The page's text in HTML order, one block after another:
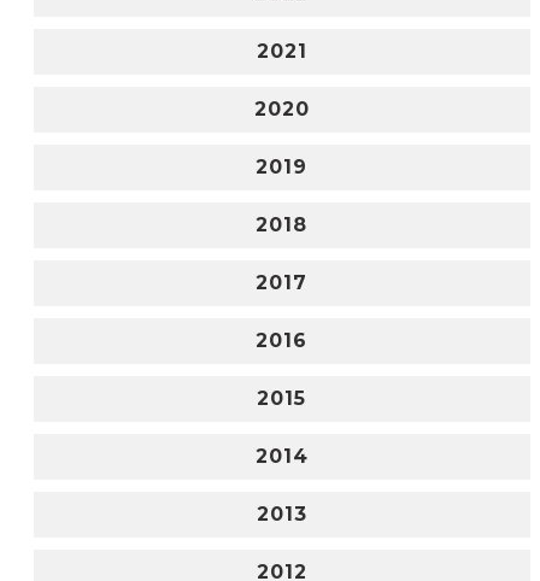
2021
2020
2019
2018
2017
2016
2015
2014
2013
2012